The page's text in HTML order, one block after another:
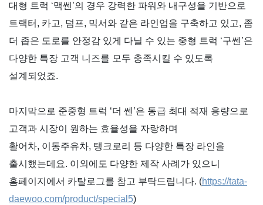
대형 트럭 ‘맥쎈 ’의 경우 강력한 파워와 내구성을 기반으로
트랙터 , 카고, 덤프, 믹서와 같은 라인업을 구축하고 있고, 좀
더 좁은 도로를 안정감 있게 다닐 수 있는 중형 트럭 ‘구쎈 ’은
다양한 특장 고객 니즈를 모두 충족시킬 수 있도록
설계되었죠.
마지막으로 준중형 트럭 ‘더 쎈 ’은 동급 최대 적재 용량으로
고객과 시장이 원하는 효율성을 자랑하며
활어차, 이동주유차, 탱크로리 등 다양한 특장 라인을
출시했는데요. 이외에도 다양한 제작 사례가 있으니
홈페이지에서 카탈로그를 참고 부탁드립니다. (https://tata-
daewoo.com/product/special5)